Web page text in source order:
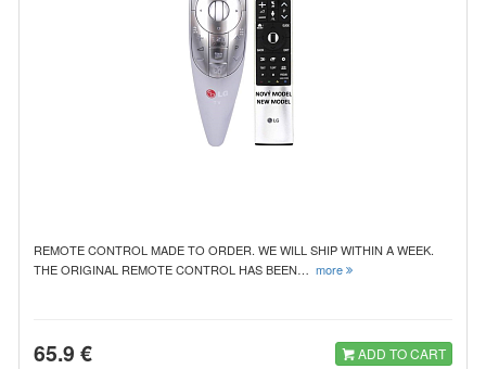
REMOTE CONTROL MADE TO ORDER. WE WILL SHIP WITHIN A WEEK.
THE ORIGINAL REMOTE CONTROL HAS BEEN… more
65.9 € ADD TO CART